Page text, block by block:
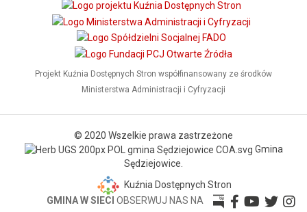
Projekt Kuźnia Dostępnych Stron współfinansowany ze środków
Ministerstwa Administracji i Cyfryzacji
© 2020 Wszelkie prawa zastrzeżone
Gmina
Sędziejowice.
Kuźnia Dostępnych Stron
GMINA W SIECI OBSERWUJ NAS NA